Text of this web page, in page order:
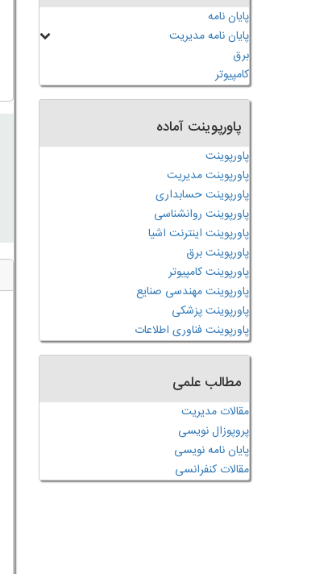
پایان نامه
پایان نامه مدیریت
برق
کامپیوتر
پاورپوینت آماده
پاورپوینت
پاورپوینت مدیریت
پاورپوینت حسابداری
پاورپوینت روانشناسی
پاورپوینت اینترنت اشیا
پاورپوینت برق
پاورپوینت کامپیوتر
پاورپوینت مهندسی صنایع
پاورپوینت پزشکی
پاورپوینت فناوری اطلاعات
مطالب علمی
مقالات مدیریت
پروپوزال نویسی
پایان نامه نویسی
مقالات کنفرانسی